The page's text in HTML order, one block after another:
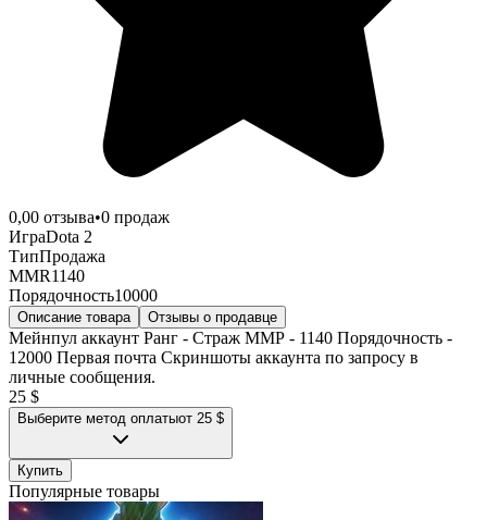
0,00 отзыва•0 продаж
ИграDota 2
ТипПродажа
MMR1140
Порядочность10000
Описание товара Отзывы о продавце
Мейнпул аккаунт Ранг - Страж ММР - 1140 Порядочность -
12000 Первая почта Скриншоты аккаунта по запросу в
личные сообщения.
25 $
Выберите метод оплатыот 25 $
Купить
Популярные товары